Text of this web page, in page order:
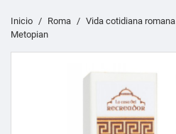
Inicio Roma Vida cotidiana romana
Metopian